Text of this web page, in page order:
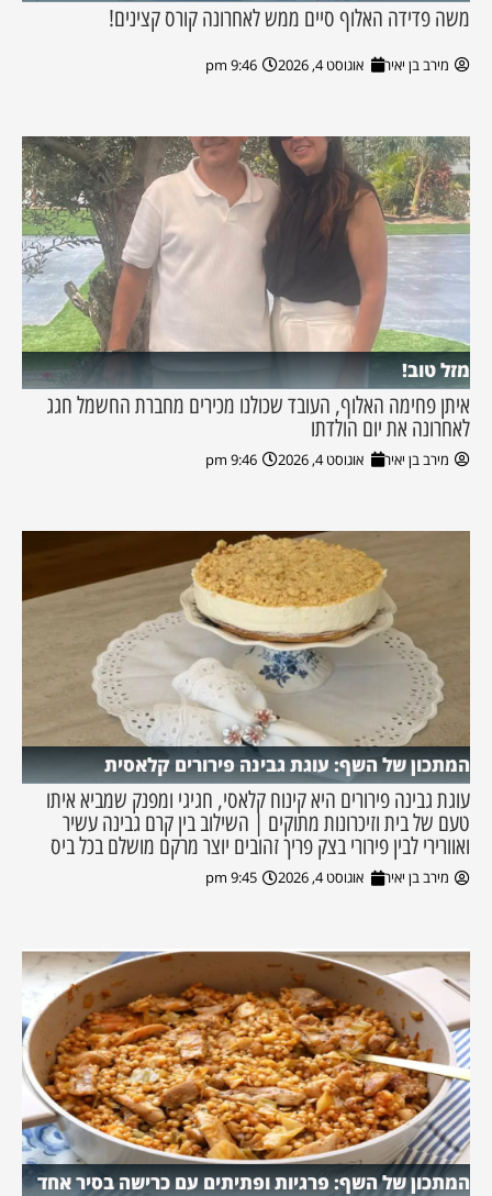
משה פדידה האלוף סיים ממש לאחרונה קורס קצינים!
מירב בן יאיר אוגוסט 4, 2026 9:46 pm
מזל טוב!
איתן פחימה האלוף, העובד שכולנו מכירים מחברת החשמל חגג
לאחרונה את יום הולדתו
מירב בן יאיר אוגוסט 4, 2026 9:46 pm
המתכון של השף: עוגת גבינה פירורים קלאסית
עוגת גבינה פירורים היא קינוח קלאסי, חגיגי ומפנק שמביא איתו
טעם של בית וזיכרונות מתוקים | השילוב בין קרם גבינה עשיר
ואוורירי לבין פירורי בצק פריך זהובים יוצר מרקם מושלם בכל ביס
מירב בן יאיר אוגוסט 4, 2026 9:45 pm
המתכון של השף: פרגיות ופתיתים עם כרישה בסיר אחד